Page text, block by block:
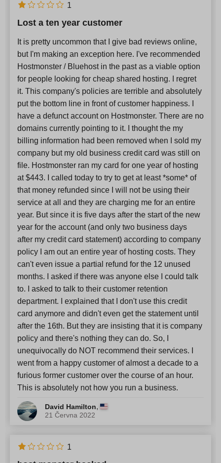
Lost a ten year customer
It is pretty uncommon that I give bad reviews online,
but I'm making an exception here. I've recommended
Hostmonster / Bluehost in the past as a viable option
for people looking for cheap shared hosting. I regret
it. This company's policies are terrible and absolutely
put the bottom line in front of customer happiness. I
have a defunct account on Hostmonster. There are no
domains currently pointing to it. I thought the my
billing information had been removed when I sold my
company but my old business credit card was still on
file. Hostmonster ran my card for one year of hosting
at $443. I called today to try to get at least *some* of
that money refunded since I will not be using their
service at all and they are charging me for an entire
year. But since it is five days after the start of the new
year for the account (and only two business days
after my credit card statement) according to company
policy I am out an entire year of hosting costs. They
can't even issue a partial refund for the 12 unused
months. I asked if there was anyone else I could talk
to. I asked to talk to their customer retention
department. I explained that I don't use this credit
card anymore and didn't even get the statement until
after the 16th. But they are insisting that it is company
policy and there's nothing they can do. So, I
unequivocally do NOT recommend their services. I
went from a happy customer of almost a decade to a
furious former customer over the course of an hour.
This is absolutely not how you run a business.
David Hamilton,
21 Června 2022
1
1